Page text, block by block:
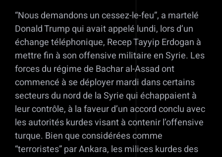
“Nous demandons un cessez-le-feu”, a martelé
Donald Trump qui avait appelé lundi, lors d’un
échange téléphonique, Recep Tayyip Erdogan à
mettre fin à son offensive militaire en Syrie. Les
forces du régime de Bachar al-Assad ont
commencé à se déployer mardi dans certains
secteurs du nord de la Syrie qui échappaient à
leur contrôle, à la faveur d’un accord conclu avec
les autorités kurdes visant à contenir l’offensive
turque. Bien que considérées comme
“terroristes” par Ankara, les milices kurdes des